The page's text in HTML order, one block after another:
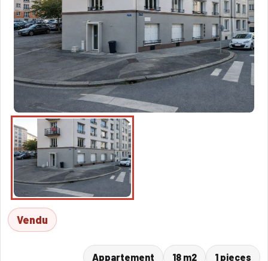
Vendu
Appartement 18 m2 1 pieces